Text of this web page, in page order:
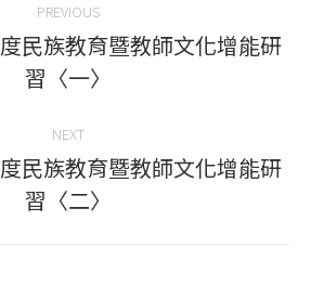
PREVIOUS
Previous
post:
民族教育暨教師文化增能研
習〈一〉
NEXT
Next
post:
民族教育暨教師文化增能研
習〈二〉